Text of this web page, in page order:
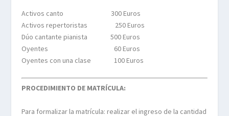
Activos canto 300 Euros
Activos repertoristas 250 Euros
Dúo cantante pianista 500 Euros
Oyentes 60 Euros
Oyentes con una clase 100 Euros
PROCEDIMIENTO DE MATRÍCULA:
Para formalizar la matrícula: realizar el ingreso de la cantidad